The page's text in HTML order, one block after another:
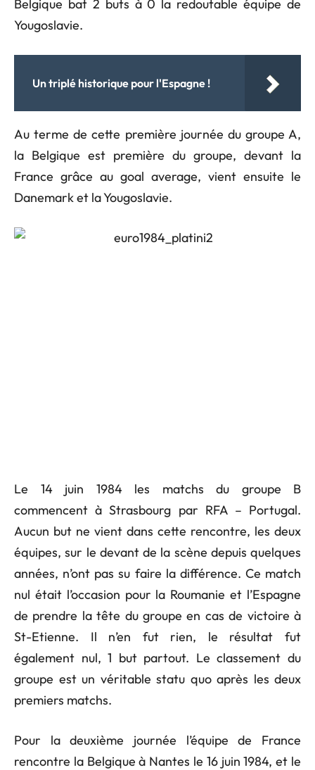
Belgique bat 2 buts à 0 la redoutable équipe de
Yougoslavie.
Un triplé historique pour l'Espagne !
Au terme de cette première journée du groupe A,
la Belgique est première du groupe, devant la
France grâce au goal average, vient ensuite le
Danemark et la Yougoslavie.
Le 14 juin 1984 les matchs du groupe B
commencent à Strasbourg par RFA – Portugal.
Aucun but ne vient dans cette rencontre, les deux
équipes, sur le devant de la scène depuis quelques
années, n’ont pas su faire la différence. Ce match
nul était l’occasion pour la Roumanie et l’Espagne
de prendre la tête du groupe en cas de victoire à
St-Etienne. Il n’en fut rien, le résultat fut
également nul, 1 but partout. Le classement du
groupe est un véritable statu quo après les deux
premiers matchs.
Pour la deuxième journée l’équipe de France
rencontre la Belgique à Nantes le 16 juin 1984, et le